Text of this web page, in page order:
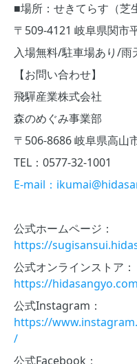
■場所：せきてらす（芝
〒509-4121 岐阜県関市
入場無料/駐車場あり/雨
【お問い合わせ】
飛驒産業株式会社
森のめぐみ事業部
〒506-8686 岐阜県高山
TEL：0577-32-1001
E-mail：
公式ホームページ：
https://
公式オンラインストア：
https://
公式Instagram：
https://
/
公式Facebook：